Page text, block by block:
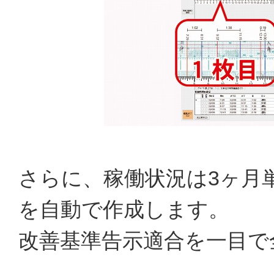
さらに、稼働状況は3ヶ月
を自動で作成します。
改善基準告示適合を一目